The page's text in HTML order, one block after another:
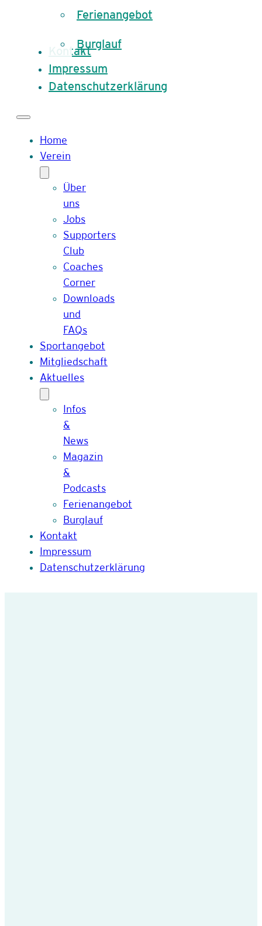
Ferienangebot
Burglauf
Kontakt
Impressum
Datenschutzerklärung
Home
Verein
Über
uns
Jobs
Supporters
Club
Coaches
Corner
Downloads
und
FAQs
Sportangebot
Mitgliedschaft
Aktuelles
Infos
&
News
Magazin
&
Podcasts
Ferienangebot
Burglauf
Kontakt
Impressum
Datenschutzerklärung